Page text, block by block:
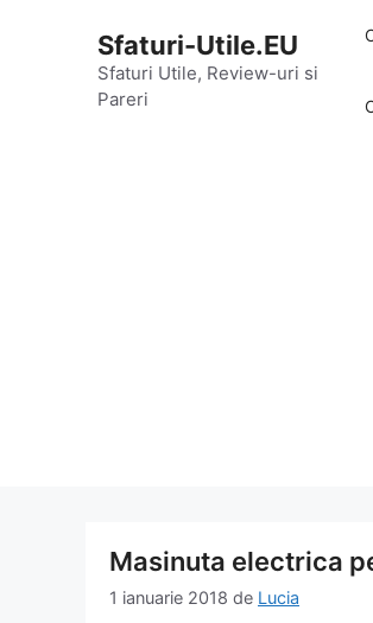
Sfaturi-Utile.EU
Sfaturi Utile, Review-uri si
Pareri
Masinuta electrica
1 ianuarie 2018 de Lucia